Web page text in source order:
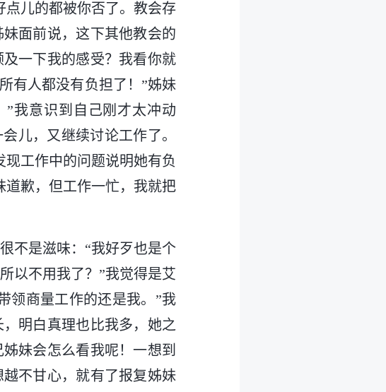
点儿的都被你否了。教会存
面前说，这下其他教会的
一下我的感受？我看你就
有人都没有负担了！”姊妹
我意识到自己刚才太冲动
儿，又继续讨论工作了。
工作中的问题说明她有负
歉，但工作一忙，我就把
不是滋味：“我好歹也是个
以不用我了？”我觉得是艾
领商量工作的还是我。”我
明白真理也比我多，她之
妹会怎么看我呢！一想到
不甘心，就有了报复姊妹